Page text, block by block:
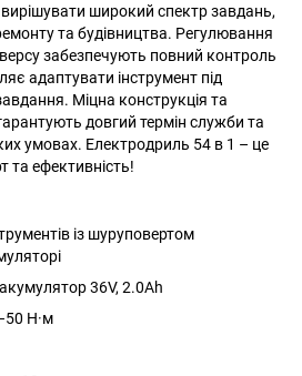
широкий спектр завдань,
та будівництва. Регулювання
забезпечують повний контроль
адаптувати інструмент під
Міцна конструкція та
довгий термін служби та
умовах. Електродриль 54 в 1 – це
та ефективність!
із шуруповертом
36V, 2.0Ah
Н·м